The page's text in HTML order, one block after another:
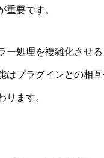
重要です。
ー処理を複雑化させ
はプラグインとの相
ります。